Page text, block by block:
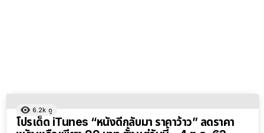
6.2k ดู
โปรเด็ด iTunes “หนังดีกลับมา ราคาว้าว” ลดราคา